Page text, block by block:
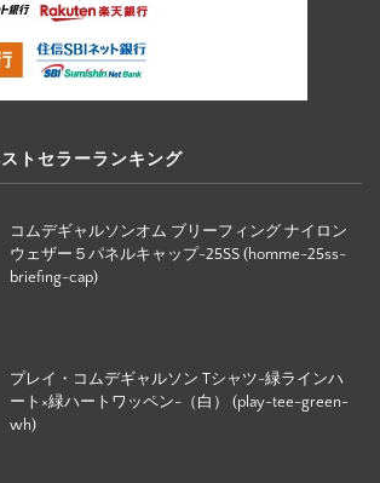
トセラーランキング
コムデギャルソンオム ブリーフィング ナイロン
ウェザー５パネルキャップ-25SS (homme-25ss-
briefing-cap)
プレイ・コムデギャルソン Tシャツ-緑ラインハ
ート×緑ハートワッペン-（白） (play-tee-green-
wh)